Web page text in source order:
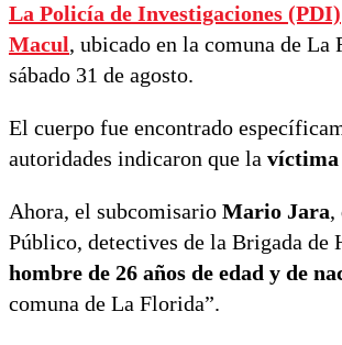
La Policía de Investigaciones (PDI)
Macul, ubicado en la comuna de
sábado 31 de agosto.
El cuerpo fue encontrado
autoridades indicaron que la víctima
Ahora, el subcomisario Mario Jara,
Público, detectives de la Brigada de
hombre de 26 años de edad y de
comuna de La Florida”.